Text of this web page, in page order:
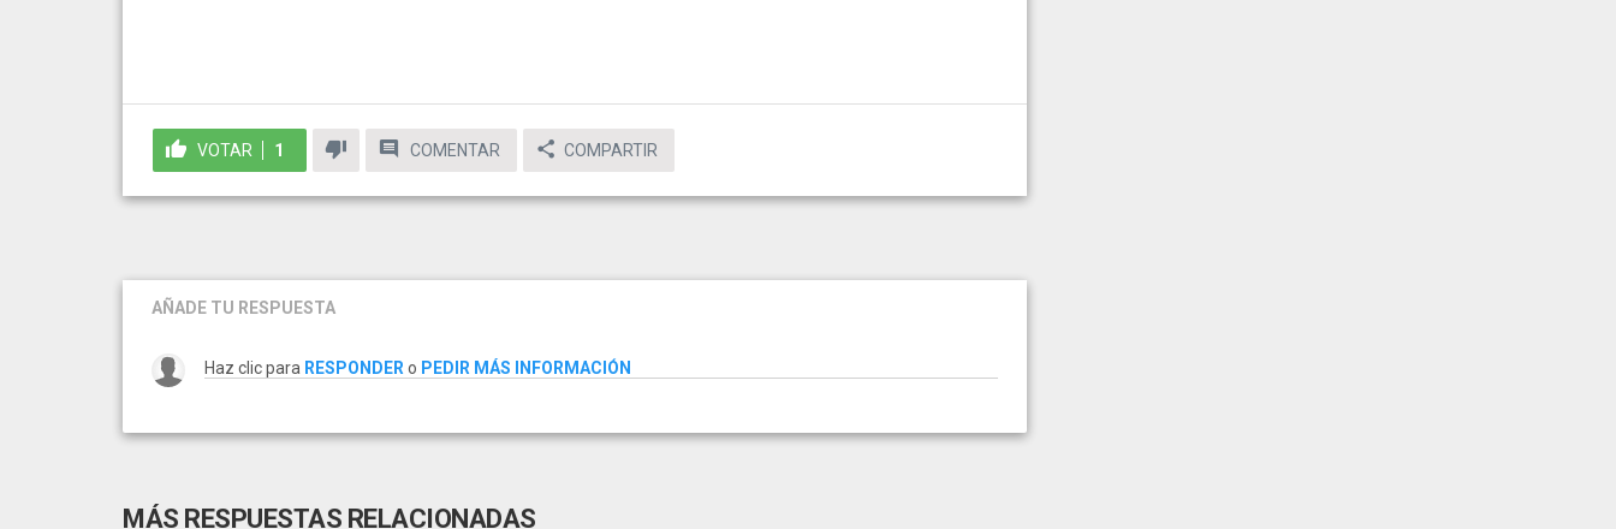
VOTAR 1 COMENTAR COMPARTIR
AÑADE TU RESPUESTA
Haz clic para RESPONDER o PEDIR MÁS INFORMACIÓN
MÁS RESPUESTAS RELACIONADAS